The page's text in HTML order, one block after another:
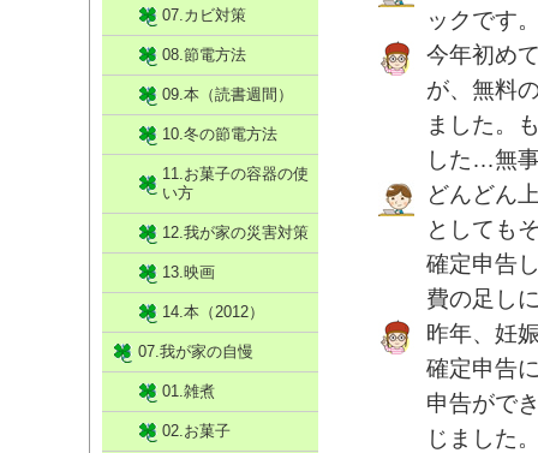
ックです
今年初め
が、無料
ました。
した…無
どんどん
としても
確定申告
費の足し
昨年、妊
確定申告
申告がで
じました
07.カビ対策
08.節電方法
09.本（読書週間）
10.冬の節電方法
11.お菓子の容器の使
い方
12.我が家の災害対策
13.映画
14.本（2012）
07.我が家の自慢
01.雑煮
02.お菓子